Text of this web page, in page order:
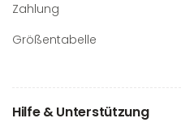
Zahlung
Größentabelle
Hilfe & Unterstützung